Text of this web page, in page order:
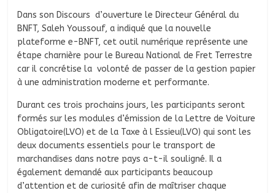
Dans son Discours d’ouverture le Directeur Général du
BNFT, Saleh Youssouf, a indiqué que la nouvelle
plateforme e-BNFT, cet outil numérique représente une
étape charnière pour le Bureau National de Fret Terrestre
car il concrétise la volonté de passer de la gestion papier
à une administration moderne et performante.
Durant ces trois prochains jours, les participants seront
formés sur les modules d’émission de la Lettre de Voiture
Obligatoire(LVO) et de la Taxe à l Essieu(LVO) qui sont les
deux documents essentiels pour le transport de
marchandises dans notre pays a-t-il souligné. Il a
également demandé aux participants beaucoup
d’attention et de curiosité afin de maîtriser chaque